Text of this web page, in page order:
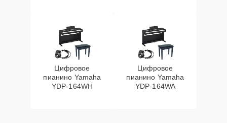
Цифровое
пианино Yamaha
YDP-164WH
Цифровое
пианино Yamaha
YDP-164WA